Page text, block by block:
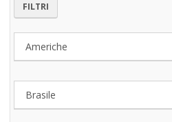
KITESURF
SUP
FILTRI